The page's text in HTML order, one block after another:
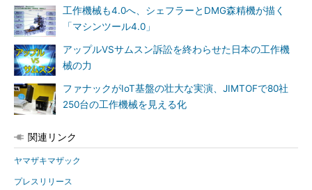
工作機械も4.0へ、シェフラーとDMG森精機が描く
「マシンツール4.0」
アップルVSサムスン訴訟を終わらせた日本の工作機
械の力
ファナックがIoT基盤の壮大な実演、JIMTOFで80社
250台の工作機械を見える化
関連リンク
ヤマザキマザック
プレスリリース